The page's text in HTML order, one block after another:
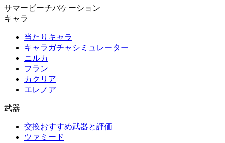
サマービーチバケーション
キャラ
当たりキャラ
キャラガチャシミュレーター
ニルカ
フラン
カクリア
エレノア
武器
交換おすすめ武器と評価
ツァミード